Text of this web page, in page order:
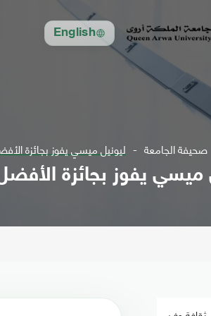
English
صحيفة الجامعة ليونيل ميسي يفوز بجائزة الأفضل
ميسي يفوز بجائزة الأفضل